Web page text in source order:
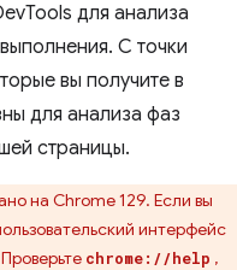
для анализа
С точки
вы получите в
для анализа фаз
страницы.
на Chrome 129. Если вы
интерфейс
chrome://help ,